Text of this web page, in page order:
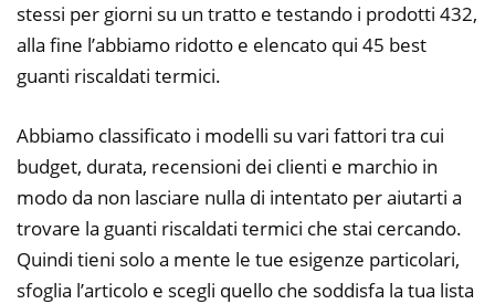
stessi per giorni su un tratto e testando i prodotti 432,
alla fine l’abbiamo ridotto e elencato qui 45 best
guanti riscaldati termici.
Abbiamo classificato i modelli su vari fattori tra cui
budget, durata, recensioni dei clienti e marchio in
modo da non lasciare nulla di intentato per aiutarti a
trovare la guanti riscaldati termici che stai cercando.
Quindi tieni solo a mente le tue esigenze particolari,
sfoglia l’articolo e scegli quello che soddisfa la tua lista